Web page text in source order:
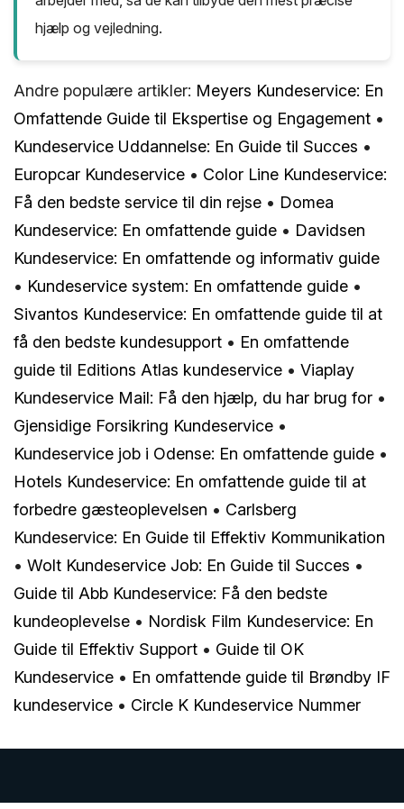
hjælp og vejledning.
Andre populære artikler: Meyers Kundeservice: En
Omfattende Guide til Ekspertise og Engagement •
Kundeservice Uddannelse: En Guide til Succes •
Europcar Kundeservice • Color Line Kundeservice:
Få den bedste service til din rejse • Domea
Kundeservice: En omfattende guide • Davidsen
Kundeservice: En omfattende og informativ guide
• Kundeservice system: En omfattende guide •
Sivantos Kundeservice: En omfattende guide til at
få den bedste kundesupport • En omfattende
guide til Editions Atlas kundeservice • Viaplay
Kundeservice Mail: Få den hjælp, du har brug for •
Gjensidige Forsikring Kundeservice •
Kundeservice job i Odense: En omfattende guide •
Hotels Kundeservice: En omfattende guide til at
forbedre gæsteoplevelsen • Carlsberg
Kundeservice: En Guide til Effektiv Kommunikation
• Wolt Kundeservice Job: En Guide til Succes •
Guide til Abb Kundeservice: Få den bedste
kundeoplevelse • Nordisk Film Kundeservice: En
Guide til Effektiv Support • Guide til OK
Kundeservice • En omfattende guide til Brøndby IF
kundeservice • Circle K Kundeservice Nummer